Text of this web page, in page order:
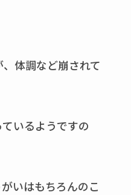
体調など崩されて
いるようですの
いはもちろんのこ